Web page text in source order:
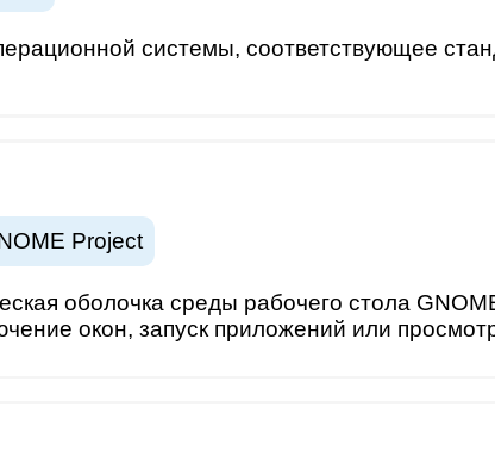
системы, соответствующее
Project
оболочка среды рабочего стола
окон, запуск приложений или